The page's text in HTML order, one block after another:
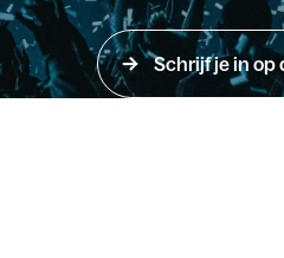
Schrijf je in op